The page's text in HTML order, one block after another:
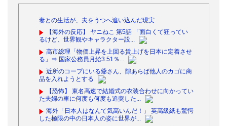
妻との生活が、夫をうつへ追い込んだ現実
【海外の反応】 ヤニねこ 第5話 「面白くて狂ってい
るけど、世界観やキャラクター設...
高市総理「物価上昇を上回る賃上げを日本に定着させ
る」⇒ 国家公務員月給3.51％...
近所のコープにいる爺さん、隙あらば他人のカゴに商
品を入れようとする
【恐怖】 東名高速で結婚式の衣装合わせに向かってい
た夫婦の車に何度も何度も追突した...
海外「日本人はなんて気高いんだ！」 英高級紙も驚愕
した極限の中の日本人の姿に世界が...